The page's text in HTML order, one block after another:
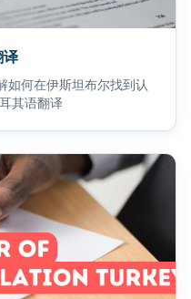
译
如何在伊斯坦布尔找到认
其语翻译